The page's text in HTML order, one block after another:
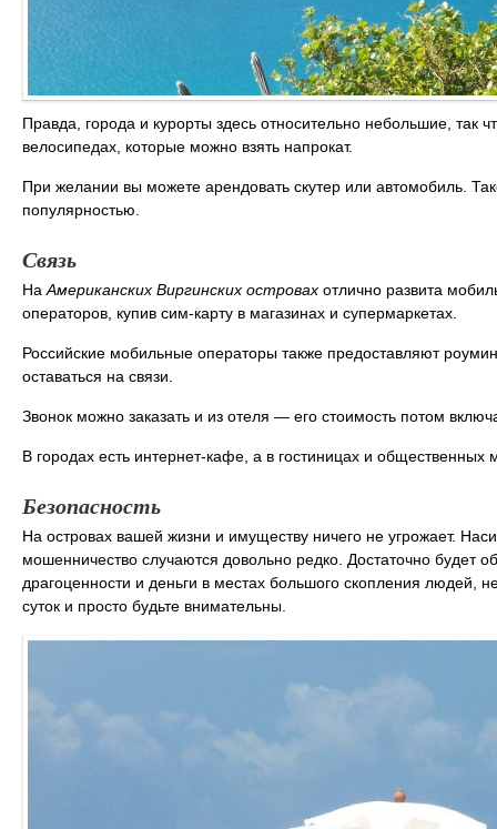
Правда, города и курорты здесь относительно небольшие, так
велосипедах, которые можно взять напрокат.
При желании вы можете арендовать скутер или автомобиль.
популярностью.
Связь
На Американских Виргинских островах отлично развита
операторов, купив сим-карту в магазинах и супермаркетах.
Российские мобильные операторы также предоставляют
оставаться на связи.
Звонок можно заказать и из отеля ― его стоимость потом
В городах есть интернет-кафе, а в гостиницах и общественных
Безопасность
На островах вашей жизни и имуществу ничего не угрожает.
мошенничество случаются довольно редко. Достаточно будет
драгоценности и деньги в местах большого скопления людей,
суток и просто будьте внимательны.